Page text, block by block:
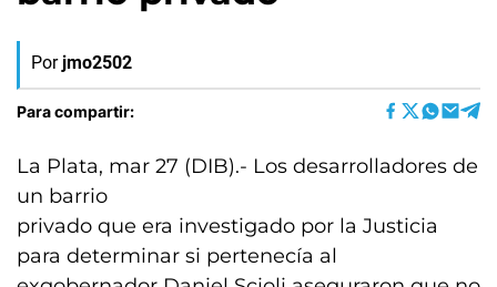
Por jmo2502
Para compartir:
La Plata, mar 27 (DIB).- Los desarrolladores de
un barrio
privado que era investigado por la Justicia
para determinar si pertenecía al